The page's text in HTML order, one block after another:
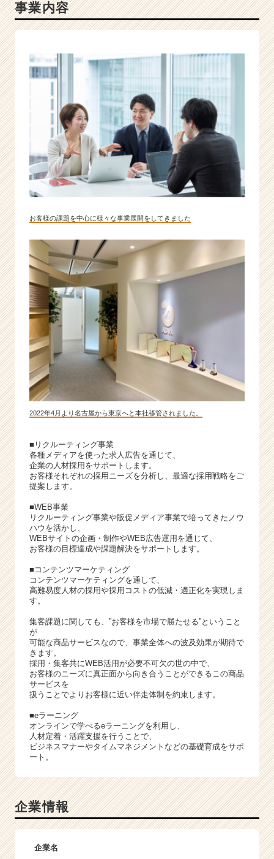
事業内容
お客様の課題を中心に様々な事業展開をしてきました
2022年4月より名古屋から東京へと本社移管されました。
■リクルーティング事業
各種メディアを使った求人広告を通じて、
企業の人材採用をサポートします。
お客様それぞれの採用ニーズを分析し、最適な採用戦略をご
提案します。
■WEB事業
リクルーティング事業や販促メディア事業で培ってきたノウ
ハウを活かし、
WEBサイトの企画・制作やWEB広告運用を通じて、
お客様の目標達成や課題解決をサポートします。
■コンテンツマーケティング
コンテンツマーケティングを通して、
高難易度人材の採用や採用コストの低減・適正化を実現しま
す。
集客課題に関しても、”お客様を市場で勝たせる”ということ
が
可能な商品サービスなので、事業全体への波及効果が期待で
きます。
採用・集客共にWEB活用が必要不可欠の世の中で、
お客様のニーズに真正面から向き合うことができるこの商品
サービスを
扱うことでよりお客様に近い伴走体制を約束します。
■eラーニング
オンラインで学べるeラーニングを利用し、
人材定着・活躍支援を行うことで、
ビジネスマナーやタイムマネジメントなどの基礎育成をサポ
ート。
企業情報
企業名